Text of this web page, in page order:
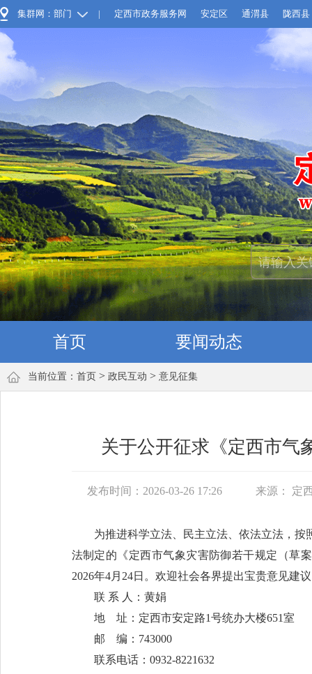
集群网：部门 | 定西市政务服务网 安定区 通渭县 陇西县
首页 要闻动态
当前位置： 首页 > 政民互动 > 意见征集
关于公开征求《定西市气
发布时间：2026-03-26 17:26 来源： 定
为推进科学立法、民主立法、依法立法，
法制定的《定西市气象灾害防御若干规定（草
2026年4月24日。欢迎社会各界提出宝贵意见建
联 系 人：黄娟
地 址：定西市安定路1号统办大楼651室
邮 编：743000
联系电话：0932-8221632